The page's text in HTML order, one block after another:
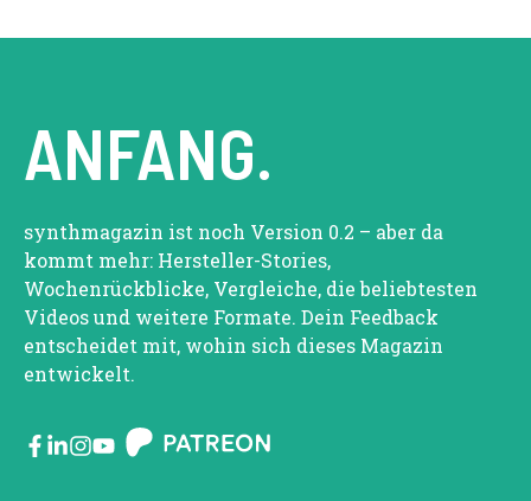
ANFANG.
synthmagazin ist noch Version 0.2 – aber da
kommt mehr: Hersteller-Stories,
Wochenrückblicke, Vergleiche, die beliebtesten
Videos und weitere Formate. Dein Feedback
entscheidet mit, wohin sich dieses Magazin
entwickelt.